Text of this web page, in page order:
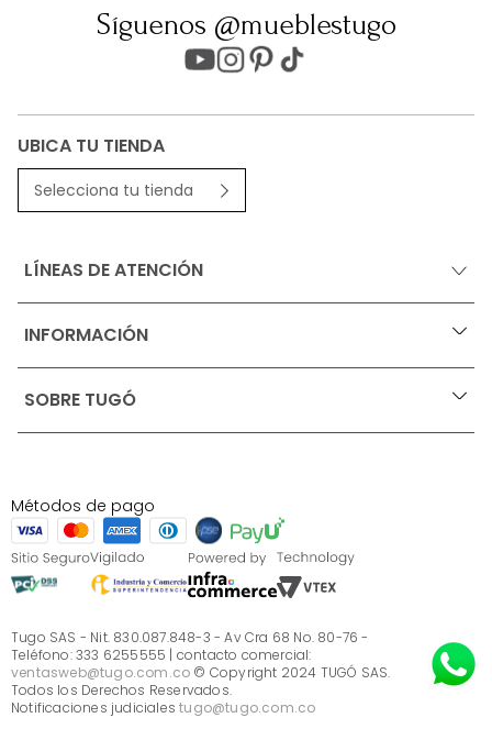
Síguenos @mueblestugo
UBICA TU TIENDA
Selecciona tu tienda
LÍNEAS DE ATENCIÓN
INFORMACIÓN +
Ofertas vigentes
Términos, condiciones y restricciones para productos
S.A.S
Términos, condiciones y restricciones Tugó S.A.S
Instructivo cuidado de muebles
Sé parte de Tugó
¿Quiénes somos?
Servicio al cliente
SOBRE TUGÓ +
¿Quieres vender en Tugó?
Métodos de pago
Tugo SAS - Nit. 830.087.848-3 - Av Cra 68 No. 80-76 -
Teléfono: 333 6255555 | contacto comercial:
ventasweb@tugo.com.co © Copyright 2024 TUGÓ SAS.
Todos los Derechos Reservados.
Notificaciones judicialestugo@tugo.com.co